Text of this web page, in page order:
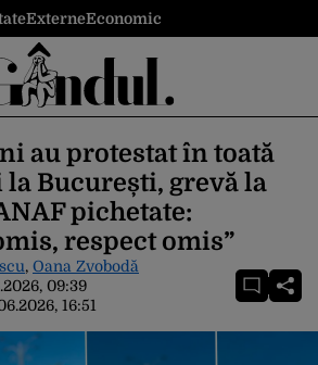
ExterneEconomic
au protestat în toată
București, grevă la
pichetate:
respect omis”
, Oana Zvobodă
09:39
16:51